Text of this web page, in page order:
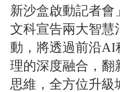
新沙盒啟動記者會
文科宣告兩大智慧
動，將透過前沿AI
理的深度融合，翻
思維，全方位升級